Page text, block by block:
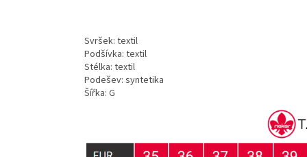
Svršek: textil
Podšívka: textil
Stélka: textil
Podešev: syntetika
Šířka: G